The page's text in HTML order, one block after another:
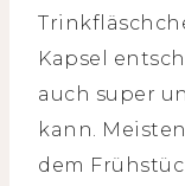
Kapsel
auch super
kann.
dem